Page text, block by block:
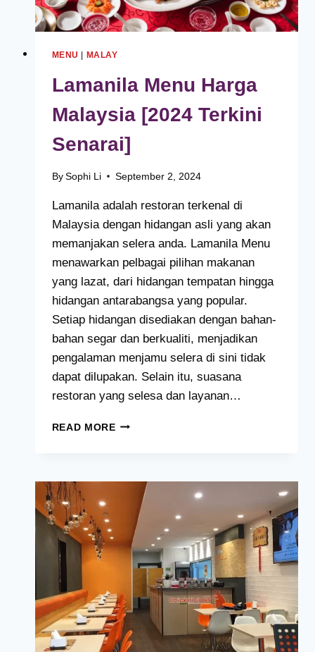
MENU MALAY
Lamanila Menu Harga
Malaysia [2024 Terkini
Senarai]
By Sophi Li September 2, 2024
Lamanila adalah restoran terkenal di
Malaysia dengan hidangan asli yang akan
memanjakan selera anda. Lamanila Menu
menawarkan pelbagai pilihan makanan
yang lazat, dari hidangan tempatan hingga
hidangan antarabangsa yang popular.
Setiap hidangan disediakan dengan bahan-
bahan segar dan berkualiti, menjadikan
pengalaman menjamu selera di sini tidak
dapat dilupakan. Selain itu, suasana
restoran yang selesa dan layanan…
READ MORELAMANILA
[2024
TERKINI
SENARAI]